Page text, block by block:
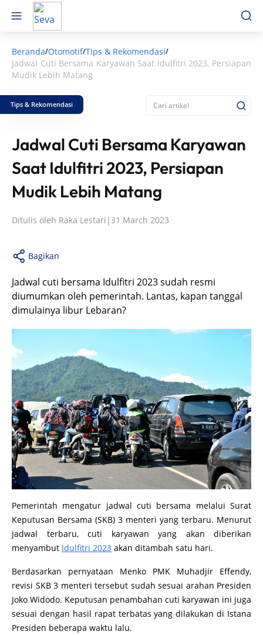
Beranda/Otomotif/Tips & Rekomendasi/
Jadwal Cuti Bersama Karyawan Saat Idulfitri 2023, Persiapan
Mudik Lebih Matang
Tips & Rekomendasi
Jadwal Cuti Bersama Karyawan
Saat Idulfitri 2023, Persiapan
Mudik Lebih Matang
Ditulis oleh Raka Lestari |31 March 2023
Bagikan
Jadwal cuti bersama Idulfitri 2023 sudah resmi
diumumkan oleh pemerintah. Lantas, kapan tanggal
dimulainya libur Lebaran?
Pemerintah mengatur jadwal cuti bersama melalui Surat
Keputusan Bersama (SKB) 3 menteri yang terbaru. Menurut
jadwal terbaru, cuti karyawan yang akan diberikan
menyambut Idulfitri 2023 akan ditambah satu hari.
Berdasarkan pernyataan Menko PMK Muhadjir Effendy,
revisi SKB 3 menteri tersebut sudah sesuai arahan Presiden
Joko Widodo. Keputusan penambahan cuti karyawan ini juga
sesuai dengan hasil rapat terbatas yang dilakukan di Istana
Presiden beberapa waktu lalu.